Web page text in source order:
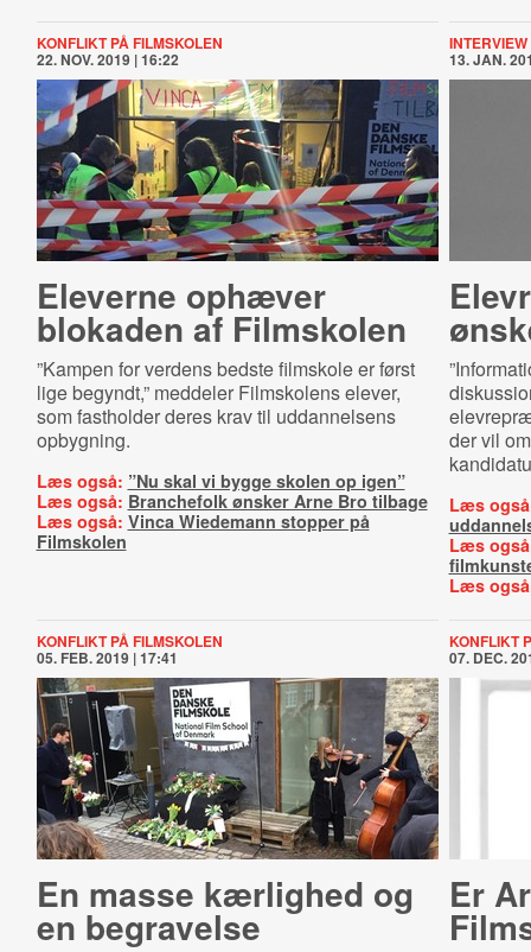
KONFLIKT PÅ FILMSKOLEN
22. NOV. 2019 | 16:22
Eleverne ophæver
blokaden af Filmskolen
”Kampen for verdens bedste filmskole er først
lige begyndt,” meddeler Filmskolens elever,
som fastholder deres krav til uddannelsens
opbygning.
Læs også: ”Nu skal vi bygge skolen op igen”
Læs også: Branchefolk ønsker Arne Bro tilbage
Læs også: Vinca Wiedemann stopper på
Filmskolen
INTERVIEW
13. JAN.
der vil
Læs
Læs
Læs
KONFLIKT PÅ FILMSKOLEN
05. FEB. 2019 | 17:41
En masse kærlighed og
en begravelse
KONFLIKT
07. DEC.
Er